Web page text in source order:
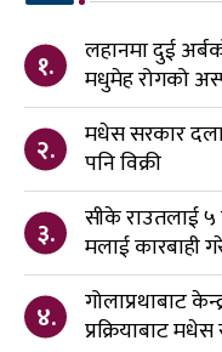
१.
लहानमा दुई
मधुमेह रोगको
२.
मधेस सरकार
पनि विक्री
३.
सीके राउतलाई ५
मलाई कारबाही
४.
गोलाप्रथाबाट
प्रक्रियाबाट